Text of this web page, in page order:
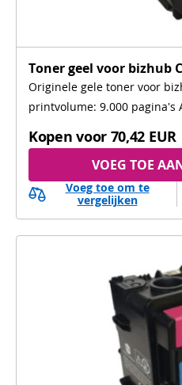
Toner geel voor bizhub
Originele gele toner voor
printvolume: 9.000 pagina's
Kopen voor 70,42 EUR
VOEG TOE
Voeg toe om te
vergelijken